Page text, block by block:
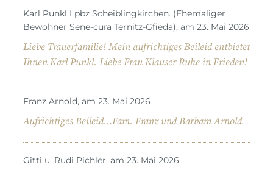
Karl Punkl Lpbz Scheiblingkirchen. (Ehemaliger
Bewohner Sene-cura Ternitz-Gfieda), am 23. Mai 2026
Liebe Trauerfamilie! Mein aufrichtiges Beileid entbietet
Ihnen Karl Punkl. Liebe Frau Klauser Ruhe in Frieden!
Franz Arnold, am 23. Mai 2026
Aufrichtiges Beileid…Fam. Franz und Barbara Arnold
Gitti u. Rudi Pichler, am 23. Mai 2026